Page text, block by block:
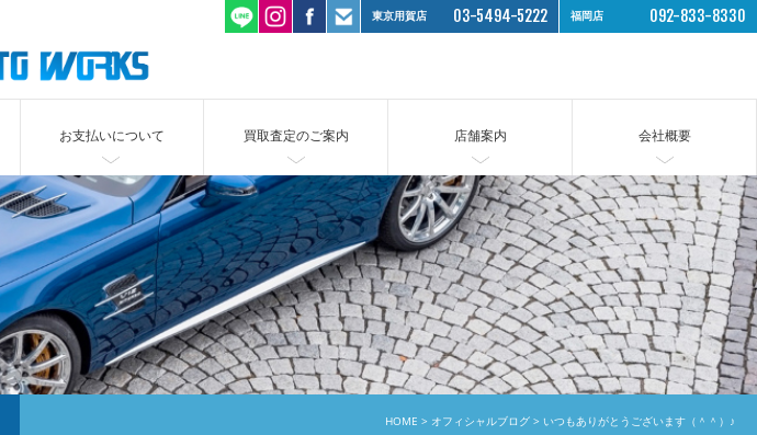
東京用賀店 03-5494-5222 福岡店 092-833-8330
お支払いについて 買取査定のご案内 店舗案内 会社概要
HOME オフィシャルブログ いつもありがとうございます（＾＾）♪